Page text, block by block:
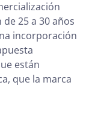
25 a 30 años
incorporación
están
que la marca